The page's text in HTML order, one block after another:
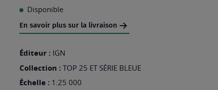
Disponible
En savoir plus sur la livraison
Éditeur : IGN
Collection : TOP 25 ET SÉRIE BLEUE
Échelle : 1:25 000